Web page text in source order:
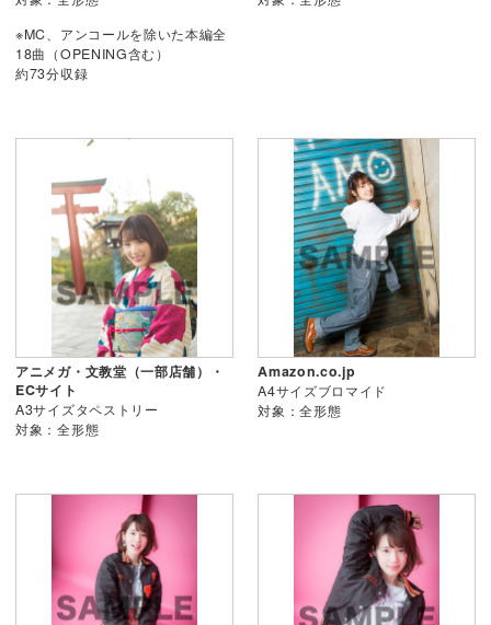
※MC、アンコールを除いた本編全
18曲（OPENING含む）
約73分収録
アニメガ・文教堂（一部店舗）・
ECサイト
A3サイズタペストリー
対象：全形態
Amazon.co.jp
A4サイズブロマイド
対象：全形態